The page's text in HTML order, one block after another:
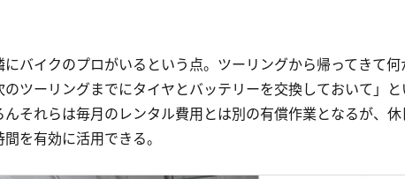
バイクのプロがいるという点。ツーリングから帰ってきて何
ツーリングまでにタイヤとバッテリーを交換しておいて」と
それらは毎月のレンタル費用とは別の有償作業となるが、休
を有効に活用できる。